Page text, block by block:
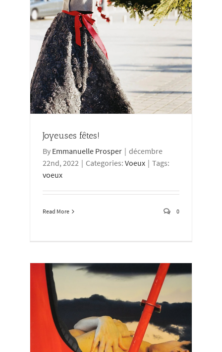
Joyeuses fêtes!
By Emmanuelle Prosper | décembre
22nd, 2022 | Categories: Voeux | Tags:
voeux
Read More 0